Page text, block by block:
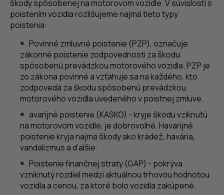
škody spôsobenej na motorovom vozidle. V súvislosti s
poistením vozidla rozlišujeme najmä tieto typy
poistenia:
Povinné zmluvné poistenie (PZP), označuje
zákonné poistenie zodpovednosti za škodu
spôsobenú prevádzkou motorového vozidla. PZP je
zo zákona povinné a vzťahuje sa na každého, kto
zodpovedá za škodu spôsobenú prevádzkou
motorového vozidla uvedeného v poistnej zmluve.
avarijné poistenie (KASKO) - kryje škodu vziknutú
na motorovom vozidle, je dobrovoľné. Havarijné
poistenie kryja najmä škody ako krádež, havária,
vandalizmus a ďalšie.
Poistenie finančnej straty (GAP) - pokrýva
vzniknutý rozdiel medzi aktuálnou trhovou hodnotou
vozidla a cenou, za ktoré bolo vozidla zakúpené.